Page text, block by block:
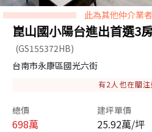
此為其他仲介業
崑山國小陽台進出首選3
(GS155372HB)
台南市永康區國光六街
有2 人也在關
總價
698萬
建坪單價
25.92萬/坪